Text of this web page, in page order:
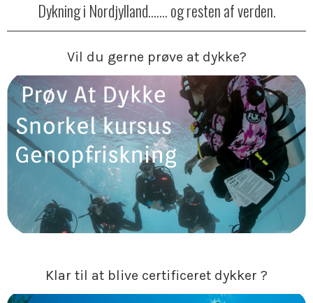
Dykning i Nordjylland....... og resten af verden.
Vil du gerne prøve at dykke?
Klar til at blive certificeret dykker ?